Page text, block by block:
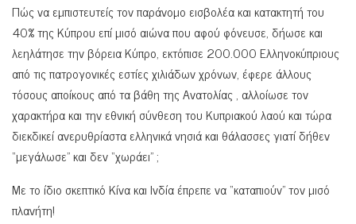
Πώς να εμπιστευτείς τον παράνομο εισβολέα και κατακτητή του
40% της Κύπρου επί μισό αιώνα που αφού φόνευσε, δήωσε και
λεηλάτησε την βόρεια Κύπρο, εκτόπισε 200.000 Ελληνοκύπριους
από τις πατρογονικές εστίες χιλιάδων χρόνων, έφερε άλλους
τόσους αποίκους από τα βάθη της Ανατολίας , αλλοίωσε τον
χαρακτήρα και την εθνική σύνθεση του Κυπριακού λαού και τώρα
διεκδικεί ανερυθρίαστα ελληνικά νησιά και θάλασσες γιατί δήθεν
“μεγάλωσε” και δεν “χωράει” ;
Με το ίδιο σκεπτικό Κίνα και Ινδία έπρεπε να “καταπιούν” τον μισό
πλανήτη!